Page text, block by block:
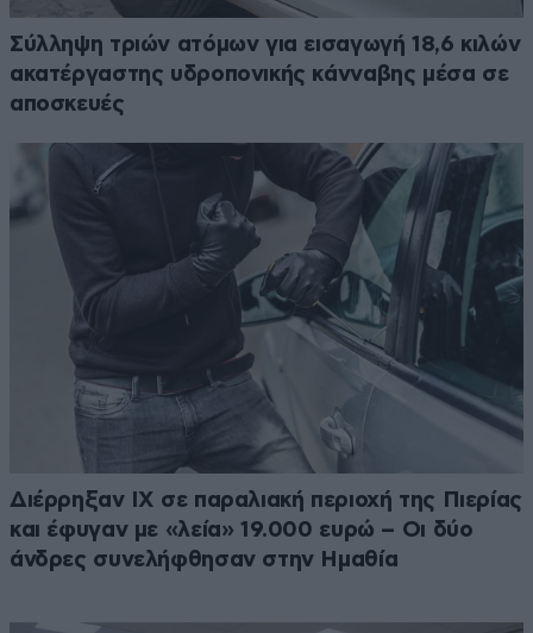
Σύλληψη τριών ατόμων για εισαγωγή 18,6 κιλών
ακατέργαστης υδροπονικής κάνναβης μέσα σε
αποσκευές
Διέρρηξαν ΙΧ σε παραλιακή περιοχή της Πιερίας
και έφυγαν με «λεία» 19.000 ευρώ – Οι δύο
άνδρες συνελήφθησαν στην Ημαθία